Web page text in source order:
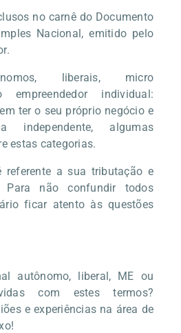
no carnê do Documento
Nacional, emitido pelo
liberais, micro
empreendedor individual:
ter o seu próprio negócio e
independente, algumas
estas categorias.
referente a sua tributação e
Para não confundir todos
ficar atento às questões
autônomo, liberal, ME ou
com estes termos?
e experiências na área de